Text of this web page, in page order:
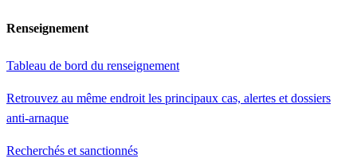
Renseignement
Tableau de bord du renseignement
Retrouvez au même endroit les principaux cas, alertes et dossiers
anti-arnaque
Recherchés et sanctionnés